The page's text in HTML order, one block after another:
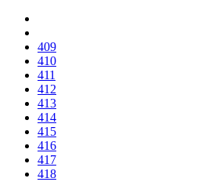
409
410
411
412
413
414
415
416
417
418